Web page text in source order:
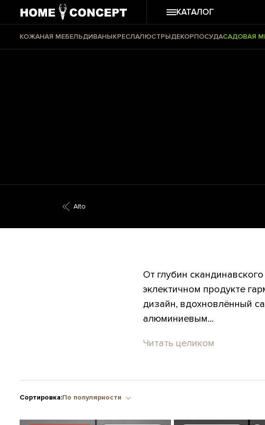
КАТАЛОГ
КОЖАНАЯ МЕБЕЛЬДИВАНЫКРЕСЛАЛЮСТРЫДЕКОРПОСУДАСАДОВАЯ
Alto
От глубин
эклектичном продукте
дизайн, вдохновлённый
алюминиевым...
Читать целиком
Сортировка:По популярности